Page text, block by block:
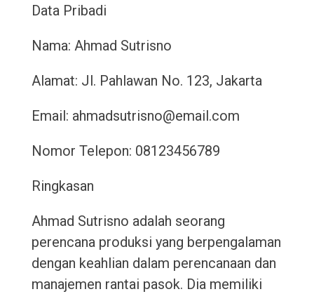
Data Pribadi
Nama: Ahmad Sutrisno
Alamat: Jl. Pahlawan No. 123, Jakarta
Email: ahmadsutrisno@email.com
Nomor Telepon: 08123456789
Ringkasan
Ahmad Sutrisno adalah seorang
perencana produksi yang berpengalaman
dengan keahlian dalam perencanaan dan
manajemen rantai pasok. Dia memiliki